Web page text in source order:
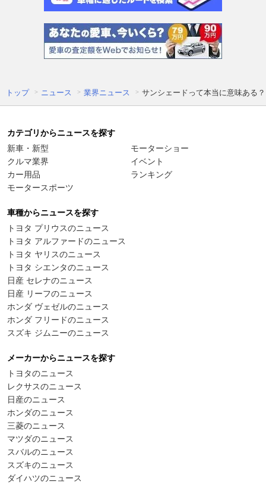
トップ ニュース 業界ニュース サンシェードって本当に意味あ
カテゴリからニュースを探す
新車・新型
クルマ業界
カー用品
モータースポーツ
モーターショー
イベント
ランキング
車種からニュースを探す
トヨタ プリウスのニュース
トヨタ アルファードのニュース
トヨタ ヤリスのニュース
トヨタ シエンタのニュース
日産 セレナのニュース
日産 リーフのニュース
ホンダ ヴェゼルのニュース
ホンダ フリードのニュース
スズキ ジムニーのニュース
メーカーからニュースを探す
トヨタのニュース
レクサスのニュース
日産のニュース
ホンダのニュース
三菱のニュース
マツダのニュース
スバルのニュース
スズキのニュース
ダイハツのニュース